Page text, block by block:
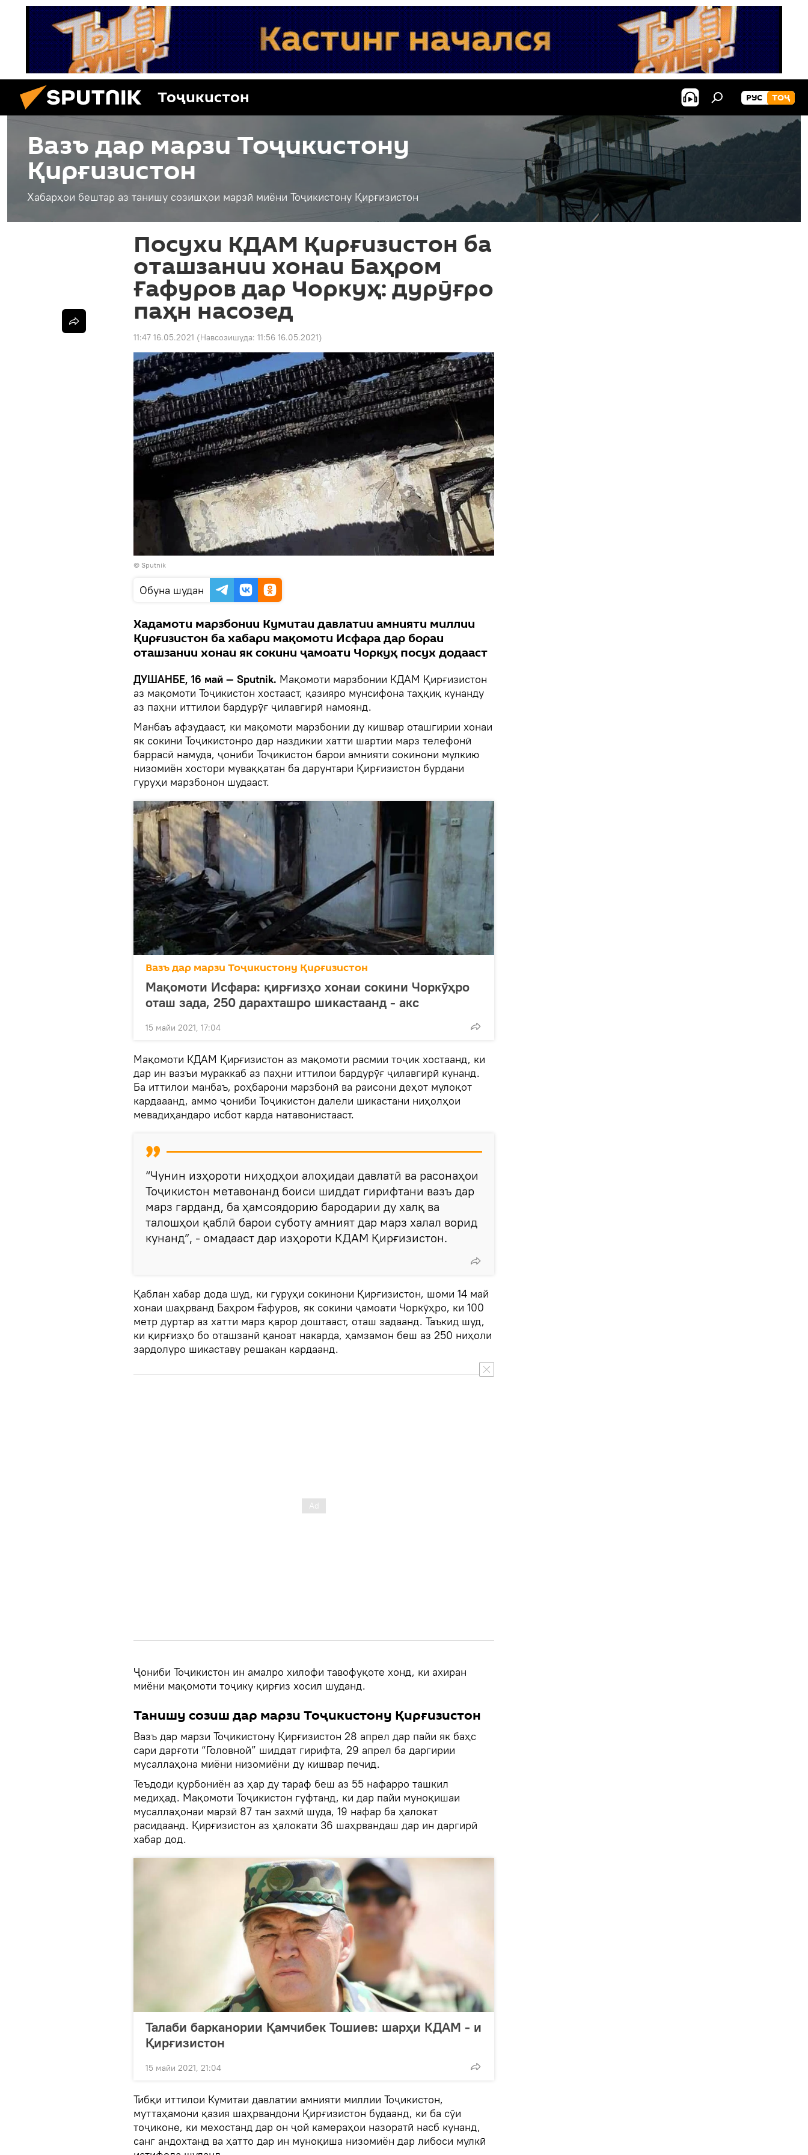
Тоҷикистон РУС ТОҶ
Вазъ дар марзи Тоҷикистону
Қирғизистон
Хабарҳои бештар аз танишу созишҳои марзӣ миёни Тоҷикистону Қирғизистон
Посухи КДАМ Қирғизистон ба
оташзании хонаи Баҳром
Ғафуров дар Чоркуҳ: дурӯғро
паҳн насозед
11:47 16.05.2021 (Навсозишуда: 11:56 16.05.2021)
© Sputnik
Обуна шудан
Хадамоти марзбонии Кумитаи давлатии амнияти миллии
Қирғизистон ба хабари мақомоти Исфара дар бораи
оташзании хонаи як сокини ҷамоати Чоркуҳ посух додааст
ДУШАНБЕ, 16 май — Sputnik. Мақомоти марзбонии КДАМ Қирғизистон
аз мақомоти Тоҷикистон хостааст, қазияро мунсифона таҳқиқ кунанду
аз паҳни иттилои бардурӯғ ҷилавгирӣ намоянд.
Манбаъ афзудааст, ки мақомоти марзбонии ду кишвар оташгирии хонаи
як сокини Тоҷикистонро дар наздикии хатти шартии марз телефонӣ
баррасӣ намуда, ҷониби Тоҷикистон барои амнияти сокинони мулкию
низомиён хостори муваққатан ба дарунтари Қирғизистон бурдани
гуруҳи марзбонон шудааст.
Вазъ дар марзи Тоҷикистону Қирғизистон
Мақомоти Исфара: қирғизҳо хонаи сокини Чоркӯҳро
оташ зада, 250 дарахташро шикастаанд - акс
15 майи 2021, 17:04
Мақомоти КДАМ Қирғизистон аз мақомоти расмии тоҷик хостаанд, ки
дар ин вазъи мураккаб аз паҳни иттилои бардурӯғ ҷилавгирӣ кунанд.
Ба иттилои манбаъ, роҳбарони марзбонӣ ва раисони деҳот мулоқот
кардааанд, аммо ҷониби Тоҷикистон далели шикастани ниҳолҳои
мевадиҳандаро исбот карда натавонистааст.
“Чунин изҳороти ниҳодҳои алоҳидаи давлатӣ ва расонаҳои
Тоҷикистон метавонанд боиси шиддат гирифтани вазъ дар
марз гарданд, ба ҳамсоядорию бародарии ду халқ ва
талошҳои қаблӣ барои суботу амният дар марз халал ворид
кунанд”, - омадааст дар изҳороти КДАМ Қирғизистон.
Қаблан хабар дода шуд, ки гуруҳи сокинони Қирғизистон, шоми 14 май
хонаи шаҳрванд Баҳром Ғафуров, як сокини ҷамоати Чоркӯҳро, ки 100
метр дуртар аз хатти марз қарор доштааст, оташ задаанд. Таъкид шуд,
ки қирғизҳо бо оташзанӣ қаноат накарда, ҳамзамон беш аз 250 ниҳоли
зардолуро шикаставу решакан кардаанд.
Ҷониби Тоҷикистон ин амалро хилофи тавофуқоте хонд, ки ахиран
миёни мақомоти тоҷику қирғиз хосил шуданд.
Танишу созиш дар марзи Тоҷикистону Қирғизистон
Вазъ дар марзи Тоҷикистону Қирғизистон 28 апрел дар пайи як баҳс
сари дарғоти “Головной” шиддат гирифта, 29 апрел ба даргирии
мусаллаҳона миёни низомиёни ду кишвар печид.
Теъдоди қурбониён аз ҳар ду тараф беш аз 55 нафарро ташкил
медиҳад. Мақомоти Тоҷикистон гуфтанд, ки дар пайи муноқишаи
мусаллаҳонаи марзӣ 87 тан захмӣ шуда, 19 нафар ба ҳалокат
расидаанд. Қирғизистон аз ҳалокати 36 шаҳрвандаш дар ин даргирӣ
хабар дод.
Талаби барканории Қамчибек Тошиев: шарҳи КДАМ - и
Қирғизистон
15 майи 2021, 21:04
Тибқи иттилои Кумитаи давлатии амнияти миллии Тоҷикистон,
муттаҳамони қазия шаҳрвандони Қирғизистон будаанд, ки ба сӯи
тоҷиконе, ки мехостанд дар он ҷой камераҳои назоратӣ насб кунанд,
санг андохтанд ва ҳатто дар ин муноқиша низомиён дар либоси мулкӣ